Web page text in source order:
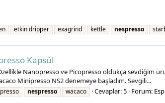
etkin dripper exagrind kettle nespresso
Kapsül
Nanopresso ve Picopresso oldukça sevdiğim
Minipresso NS2 denemeye başladım. Sevgili...
nespresso wacaco Cevaplar: 5 Forum: